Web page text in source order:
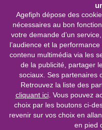
Agefiph dépose des
nécessaires au bon
votre demande d’un
l’audience et la
contenu multimédia via les
de la publicité, partager
sociaux. Ses partenaires
Retrouvez la liste des
cliquant ici. Vous pouvez
choix par les boutons ci-
revenir sur vos choix en
en pied
Nous suivre
Youtube
Linkedin
Facebook
0 800 11 10 09